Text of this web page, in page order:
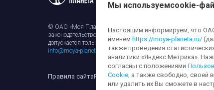
© ОАО «Моя Планета». Все права на любые материалы,
законодательством об авторском праве и смежных
допускается только с разрешения правообладателя и
info@moya-planeta.ru
Правила сайтаРабота с cookie-файламиЗащита
Мы используемcookie-
Настоящим информируем, что ОАО
именем https://moya-planeta.ru/
также проведения
аналитики «Яндекс Метрика».
согласны с положениями
Cookie, а также свободно, своей
или удалить их Вы сможете в